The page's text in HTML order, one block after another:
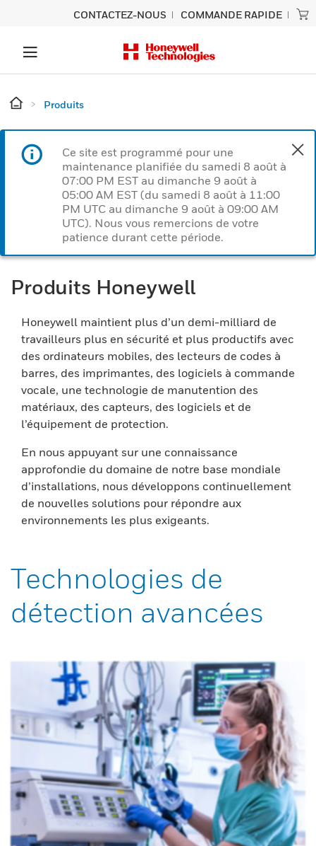
CONTACTEZ-NOUS COMMANDE RAPIDE
Produits
Ce site est programmé pour une
maintenance planifiée du samedi 8 août à
07:00 PM EST au dimanche 9 août à
05:00 AM EST (du samedi 8 août à 11:00
PM UTC au dimanche 9 août à 09:00 AM
UTC). Nous vous remercions de votre
patience durant cette période.
Produits Honeywell
Honeywell maintient plus d’un demi-milliard de
travailleurs plus en sécurité et plus productifs avec
des ordinateurs mobiles, des lecteurs de codes à
barres, des imprimantes, des logiciels à commande
vocale, une technologie de manutention des
matériaux, des capteurs, des logiciels et de
l’équipement de protection.
En nous appuyant sur une connaissance
approfondie du domaine de notre base mondiale
d’installations, nous développons continuellement
de nouvelles solutions pour répondre aux
environnements les plus exigeants.
Technologies de
détection avancées